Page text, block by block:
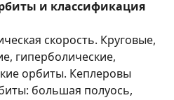
и классификация
скорость. Круговые,
гиперболические,
орбиты. Кеплеровы
большая полуось,